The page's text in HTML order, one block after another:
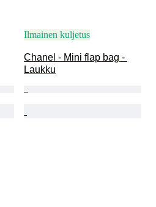
Ilmainen kuljetus
Chanel - Mini flap bag -
Laukku